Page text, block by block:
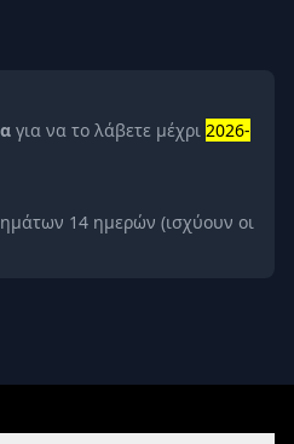
για να το λάβετε μέχρι 2026-
14 ημερών (ισχύουν οι